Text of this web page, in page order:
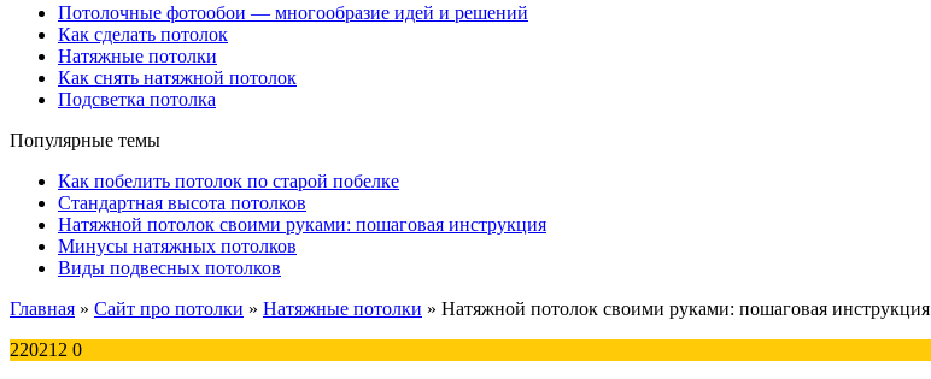
Потолочные фотообои — многообразие идей и решений
Как сделать потолок
Натяжные потолки
Как снять натяжной потолок
Подсветка потолка
Популярные темы
Как побелить потолок по старой побелке
Стандартная высота потолков
Натяжной потолок своими руками: пошаговая инструкция
Минусы натяжных потолков
Виды подвесных потолков
Главная » Сайт про потолки » Натяжные потолки » Натяжной потолок своими руками: пошаговая инструкция
220212 0